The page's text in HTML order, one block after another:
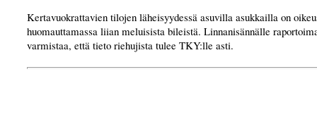
Kertavuokrattavien tilojen läheisyydessä asuvilla asukkailla on
huomauttamassa liian meluisista bileistä. Linnanisännälle
varmistaa, että tieto riehujista tulee TKY:lle asti.